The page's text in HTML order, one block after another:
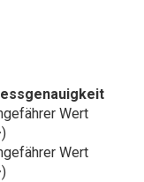
Wert
Wert